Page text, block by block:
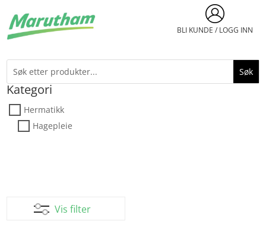
BLI KUNDE / LOGG INN
Kategori
Hermatikk
Hagepleie
Vis filter